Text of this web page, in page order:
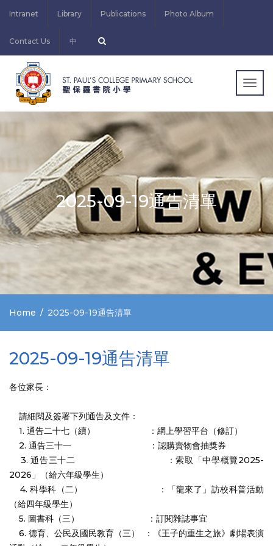
Intranet Library Publications Photo Album
Contact Us 中
2025-09-19通告清單
Home 2025-09-19通告清單
2025-09-19通告清單
各位家長：
請細閱及簽署下列通告及文件：
1. 通告二十七（續） ：網上學習平台（修訂）
2. 通告三十一 ：認購賣物會抽獎券
3. 通告三十二 ：索取「中學概覽2025-
2026」（給六年級學生）
4. 科學科（二） ：「龍來了」訪校科普活動
（給四年級學生）
5. 圖書科（三） ：訂閱雜誌事宜
6. 德育、公民及國民教育（三） ：《王子的重生之旅》劇場表演